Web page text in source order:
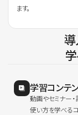
ます。
導
学習コンテ
動画やセミナー・
使い方を学べる